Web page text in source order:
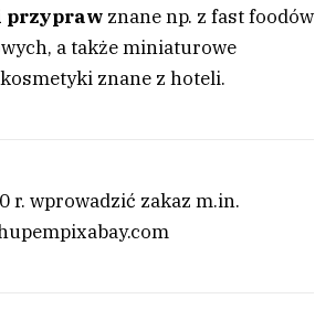
przypraw znane np. z fast foodów
a także miniaturowe
znane z hoteli.
r. wprowadzić zakaz m.in.
pixabay.com